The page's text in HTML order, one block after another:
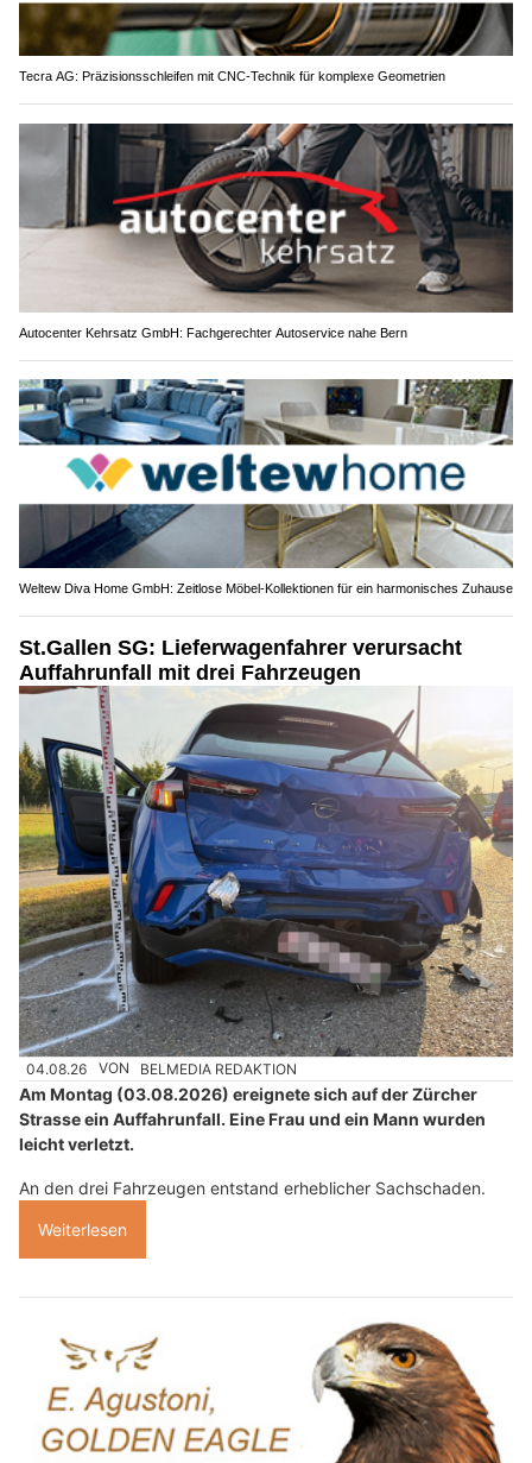
Tecra AG: Präzisionsschleifen mit CNC-Technik für komplexe Geometrien
Autocenter Kehrsatz GmbH: Fachgerechter Autoservice nahe Bern
Weltew Diva Home GmbH: Zeitlose Möbel-Kollektionen für ein harmonisches Zuhause
St.Gallen SG: Lieferwagenfahrer verursacht
Auffahrunfall mit drei Fahrzeugen
04.08.26 VON BELMEDIA REDAKTION
Am Montag (03.08.2026) ereignete sich auf der Zürcher
Strasse ein Auffahrunfall. Eine Frau und ein Mann wurden
leicht verletzt.
An den drei Fahrzeugen entstand erheblicher Sachschaden.
Weiterlesen